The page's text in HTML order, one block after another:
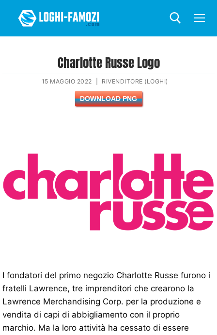
Charlotte Russe Logo
15 MAGGIO 2022 RIVENDITORE (LOGHI)
DOWNLOAD PNG
I fondatori del primo negozio Charlotte Russe furono i
fratelli Lawrence, tre imprenditori che crearono la
Lawrence Merchandising Corp. per la produzione e
vendita di capi di abbigliamento con il proprio
marchio. Ma la loro attività ha cessato di essere